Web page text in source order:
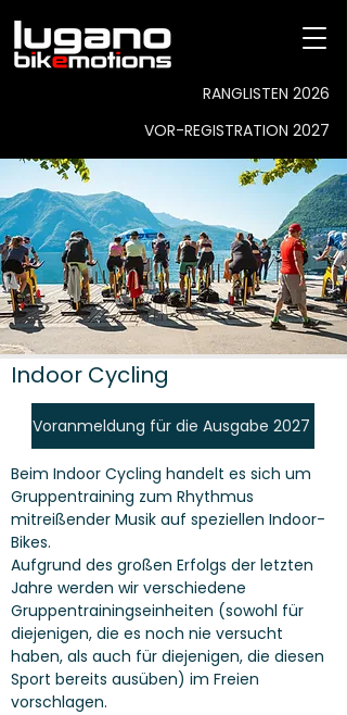
RANGLISTEN 2026
VOR-REGISTRATION 2027
Indoor Cycling
Voranmeldung für die Ausgabe 2027
Beim Indoor Cycling handelt es sich um
Gruppentraining zum Rhythmus
mitreißender Musik auf speziellen Indoor-
Bikes.
Aufgrund des großen Erfolgs der letzten
Jahre werden wir verschiedene
Gruppentrainingseinheiten (sowohl für
diejenigen, die es noch nie versucht
haben, als auch für diejenigen, die diesen
Sport bereits ausüben) im Freien
vorschlagen.